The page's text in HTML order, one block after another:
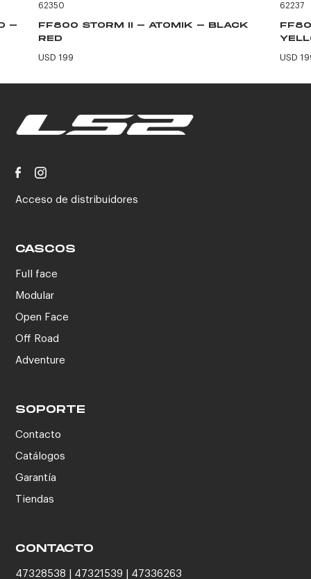
-
62350
FF800 STORM II - ATOMIK - BLACK
RED
USD 199
62237
USD
Acceso de distribuidores
CASCOS
Full face
Modular
Open Face
Off Road
Adventure
SOPORTE
Contacto
Catálogos
Garantía
Tiendas
CONTACTO
47328538 | 47321539 | 47336263